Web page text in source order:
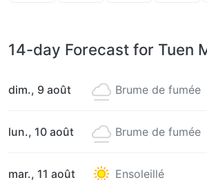
14-day Forecast for Tuen
dim., 9 août Brume de fumée
lun., 10 août Brume de fumée
mar., 11 août Ensoleillé